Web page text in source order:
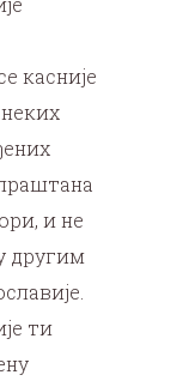
касније
и не
другим
ти